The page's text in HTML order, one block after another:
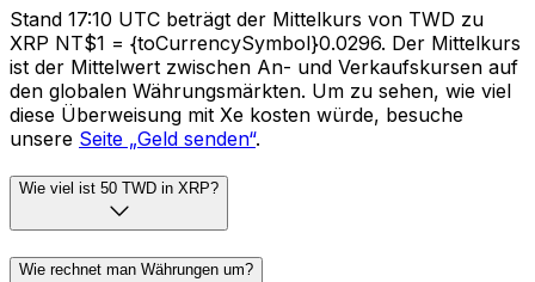
Stand 17:10 UTC beträgt der Mittelkurs von TWD zu
XRP NT$1 = {toCurrencySymbol}0.0296. Der Mittelkurs
ist der Mittelwert zwischen An- und Verkaufskursen auf
den globalen Währungsmärkten. Um zu sehen, wie viel
diese Überweisung mit Xe kosten würde, besuche
unsere Seite „Geld senden“.
Wie viel ist 50 TWD in XRP?
Wie rechnet man Währungen um?